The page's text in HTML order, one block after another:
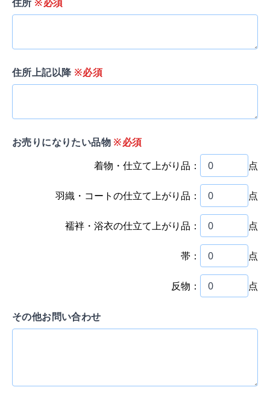
住所上記以降 ※必須
お売りになりたい品物 ※必須
着物・仕立て上がり品：
点
羽織・コートの仕立て上がり品： 点
襦袢・浴衣の仕立て上がり品： 点
帯： 点
反物： 点
その他お問い合わせ